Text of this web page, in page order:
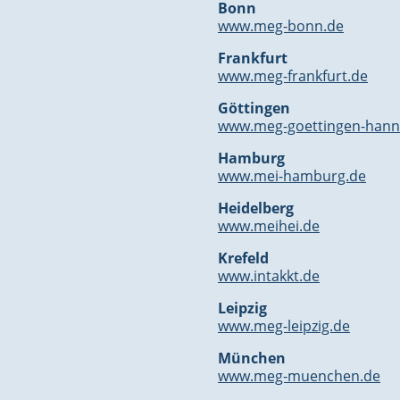
Bonn
www.meg-bonn.de
Frankfurt
www.meg-frankfurt.de
Göttingen
www.meg-goettingen-
Hamburg
www.mei-hamburg.de
Heidelberg
www.meihei.de
Krefeld
www.intakkt.de
Leipzig
www.meg-leipzig.de
München
www.meg-muenchen.de